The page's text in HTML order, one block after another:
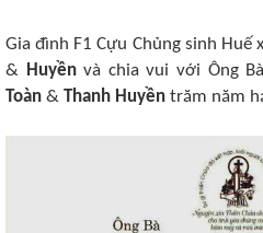
Gia đình F1 Cựu Chủng sinh Huế
& Huyềnvà chia vui với Ông
Toàn & Thanh Huyền trăm năm